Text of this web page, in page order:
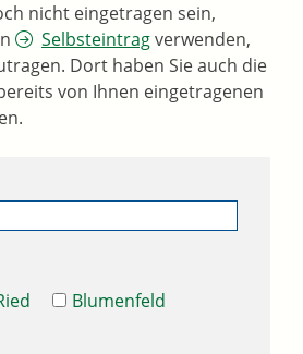
nicht eingetragen sein,
Selbsteintragverwenden,
Dort haben Sie auch die
von Ihnen eingetragenen
Blumenfeld